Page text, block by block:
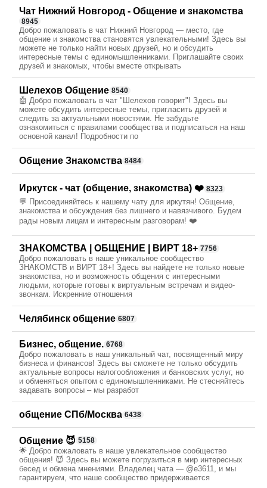
Чат Нижний Новгород - Общение и знакомства
8945
Добро пожаловать в чат Нижний Новгород — место, где
общение и знакомства становятся увлекательными! Здесь вы
можете не только найти новых друзей, но и обсудить
интересные темы с единомышленниками. Приглашайте своих
друзей и знакомых, чтобы вместе открывать
Шелехов Общение 8540
🤖 Добро пожаловать в чат "Шелехов говорит"! Здесь вы
можете обсудить интересные темы, пригласить друзей и
следить за актуальными новостями. Не забудьте
ознакомиться с правилами сообщества и подписаться на наш
основной канал! Подробности по
Общение Знакомства 8484
Иркутск - чат (общение, знакомства) ❤️ 8323
💬 Присоединяйтесь к нашему чату для иркутян! Общение,
знакомства и обсуждения без лишнего и навязчивого. Будем
рады новым лицам и интересным разговорам! ❤️
ЗНАКОМСТВА | ОБЩЕНИЕ | ВИРТ 18+ 7756
Добро пожаловать в наше уникальное сообщество
ЗНАКОМСТВ и ВИРТ 18+! Здесь вы найдете не только новые
знакомства, но и возможность общения с интересными
людьми, которые готовы к виртуальным встречам и видео-
звонкам. Искренние отношения
Челябинск общение 6807
Бизнес, общение. 6768
Добро пожаловать в наш уникальный чат, посвященный миру
бизнеса и финансов! Здесь вы сможете не только обсудить
актуальные вопросы налогообложения и банковских услуг, но
и обменяться опытом с единомышленниками. Не стесняйтесь
задавать вопросы – мы разработ
общение СПб/Москва 6438
Общение 😈 5158
🌟 Добро пожаловать в наше увлекательное сообщество
общения! 😈 Здесь вы можете погрузиться в мир интересных
бесед и обмена мнениями. Владелец чата — @e3611, и мы
гарантируем, что наше сообщество придерживается